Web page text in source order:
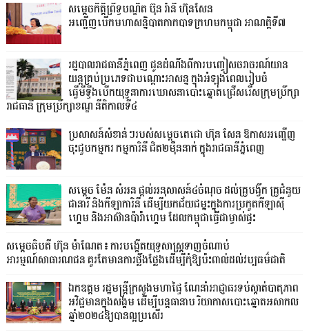
សម្ដេចកិត្ដិព្រឹទ្ធបណ្ឌិត ប៊ុន រ៉ានី ហ៊ុនសែន
អញ្ជើញបើកមហាសន្និបាតកាកបាទក្រហមកម្ពុជា អាណត្ដិទី៧
រដ្ឋបាលរាជធានីភ្នំពេញ ជូនដំណឹងពីការបញ្ចៀសចរាចរណ៍យាន
យន្តគ្រប់ប្រភេទជាបណ្តោះអាសន្ន ក្នុងអំឡុងពេលរៀបចំ
ធ្វើមីទ្ទីងបើកយុទ្ធនាការឃោសនាបោះឆ្នោតជ្រើសរើសក្រុមប្រឹក្សា
រាជធានី ក្រុមប្រឹក្សាខណ្ឌ នីតិកាលទី៤
ប្រសាសន៍សំខាន់ៗរបស់សម្តេចតេជោ ហ៊ុន សែន ឱកាសអញ្ជើញ
ចុះជួបកម្មករ កម្មការិនី ជិត២ម៉ឺននាក់ ក្នុងរាជធានីភ្នំពេញ
សម្តេច ម៉ែន សំអន ផ្តល់អនុសាសន៍៤ចំណុច ដល់គ្រូបង្វឹក គ្រូជំនួយ
ជានារី និងកីឡាការិនី ដើម្បីយកជ័យជម្នះក្នុងការប្រកួតកីឡាស៊ី
ហ្គេម និងអាស៊ានប៉ារ៉ាហ្គេម ដែលកម្ពុជាធ្វើជាម្ចាស់ផ្ទះ
សម្តេចធិបតី ហ៊ុន ម៉ាណែត៖ ការបង្កើតយុទ្ធសាស្ត្រទាញចំណាប់
អារម្មណ៍សាធារណជន គួរតែមានការថ្លឹងថ្លែងដើម្បីកុំឱ្យប៉ះពាល់ដល់វប្បធម៌ជាតិ
ឯកឧត្តម រដ្ឋមន្ត្រីក្រសួងមហាផ្ទៃ ណែនាំអាជ្ញាធរទប់ស្កាត់បាតុភាព
អវិជ្ជមានក្នុងសង្គម ដើម្បីបន្តធានាប រិយាកាសបោះឆ្នោតអសាកល
ឆ្នាំ២០២៤ឱ្យបានល្អប្រសើរ